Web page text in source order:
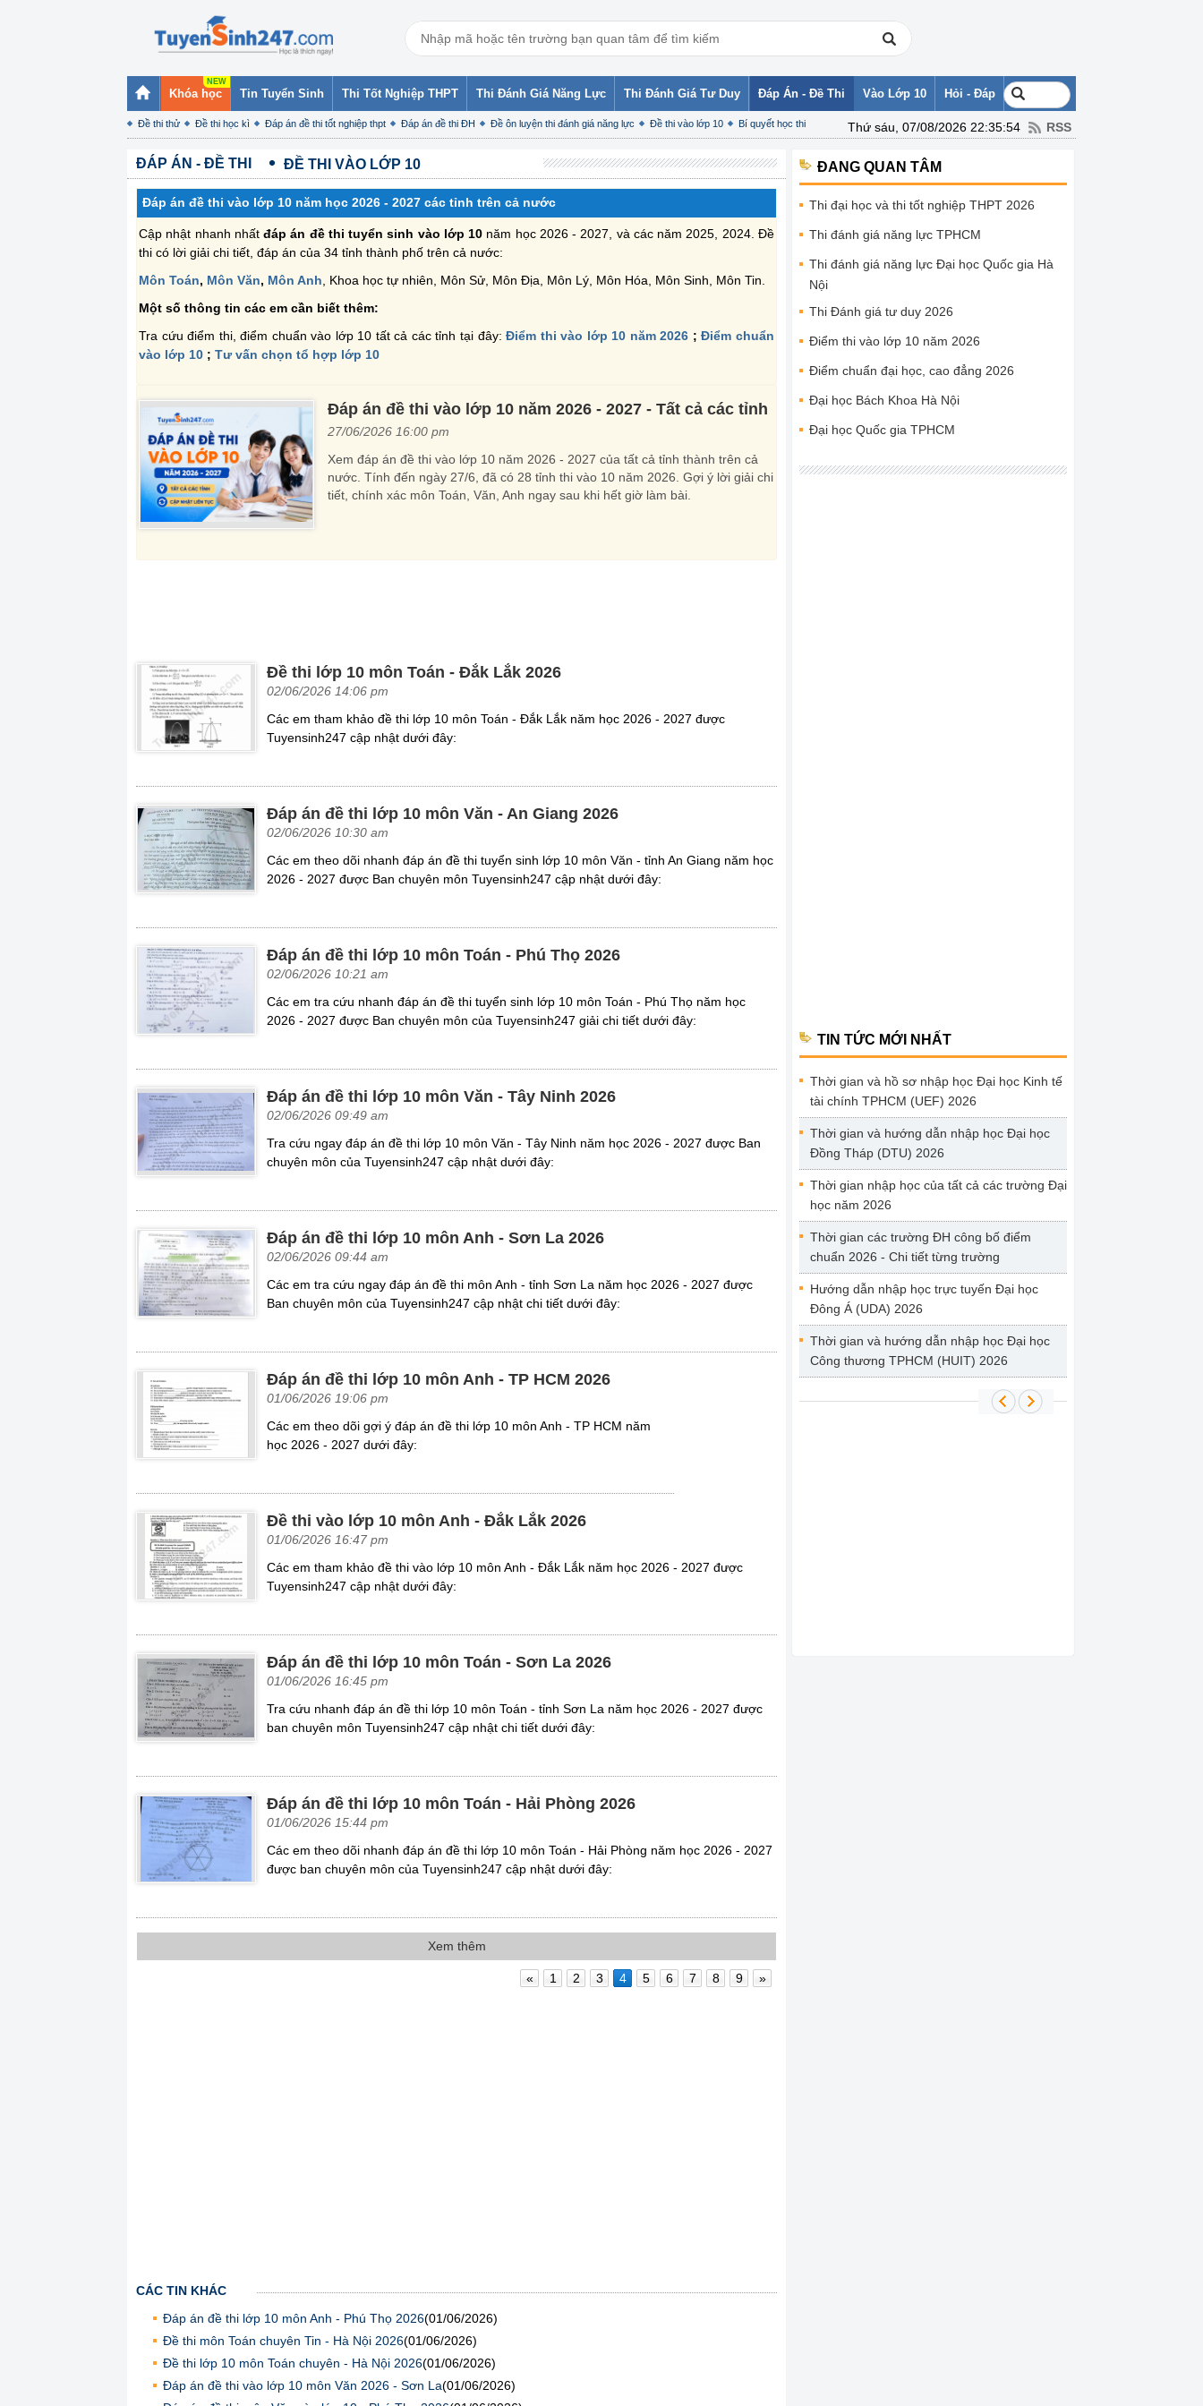
Khóa học Tin Tuyển Sinh Thi Tốt Nghiệp THPT Thi Đánh Giá Năng Lực Thi Đánh Giá Tư Duy Đáp Án - Đề Thi
Đề thi thử Đề thi học kì Đáp án đề thi tốt nghiệp thpt Đáp án đề thi ĐH Đề ôn luyện thi đánh giá năng lực Đề thi vào lớp 10 Bí quyết học thi
Vào Lớp 10 Hỏi - Đáp
Thứ sáu, 07/08/2026 22:35:54 RSS
ĐÁP ÁN - ĐỀ THI ĐỀ THI VÀO LỚP 10
Đáp án đề thi vào lớp 10 năm học 2026 - 2027 các tỉnh trên cả nước
Cập nhật nhanh nhấtđáp án đề thi tuyển sinh vào lớp 10 năm học 2026 - 2027, và các năm 2025, 2024. Đề
thi có lời giải chi tiết, đáp án của 34 tỉnh thành phố trên cả nước:
Môn Toán, Môn Văn, Môn Anh , Khoa học tự nhiên, Môn Sử, Môn Địa, Môn Lý, Môn Hóa, Môn Sinh, Môn Tin.
Một số thông tin các em cần biết thêm:
Tra cứu điểm thi, điểm chuẩn vào lớp 10 tất cả các tỉnh tại đây:Điểm thi vào lớp 10 năm 2026 ;Điểm chuẩn
vào lớp 10 ; Tư vấn chọn tổ hợp lớp 10
Đáp án đề thi vào lớp 10 năm 2026 - 2027 - Tất cả các tỉnh
27/06/2026 16:00 pm
Xem đáp án đề thi vào lớp 10 năm 2026 - 2027 của tất cả tỉnh thành trên cả
nước. Tính đến ngày 27/6, đã có 28 tỉnh thi vào 10 năm 2026. Gợi ý lời giải chi
tiết, chính xác môn Toán, Văn, Anh ngay sau khi hết giờ làm bài.
Đề thi lớp 10 môn Toán - Đắk Lắk 2026
02/06/2026 14:06 pm
Các em tham khảo đề thi lớp 10 môn Toán - Đắk Lắk năm học 2026 - 2027 được
Tuyensinh247 cập nhật dưới đây:
Đáp án đề thi lớp 10 môn Văn - An Giang 2026
02/06/2026 10:30 am
Các em theo dõi nhanh đáp án đề thi tuyển sinh lớp 10 môn Văn - tỉnh An Giang năm học
2026 - 2027 được Ban chuyên môn Tuyensinh247 cập nhật dưới đây:
Đáp án đề thi lớp 10 môn Toán - Phú Thọ 2026
02/06/2026 10:21 am
Các em tra cứu nhanh đáp án đề thi tuyển sinh lớp 10 môn Toán - Phú Thọ năm học
2026 - 2027 được Ban chuyên môn của Tuyensinh247 giải chi tiết dưới đây:
Đáp án đề thi lớp 10 môn Văn - Tây Ninh 2026
02/06/2026 09:49 am
Tra cứu ngay đáp án đề thi lớp 10 môn Văn - Tây Ninh năm học 2026 - 2027 được Ban
chuyên môn của Tuyensinh247 cập nhật dưới đây:
Đáp án đề thi lớp 10 môn Anh - Sơn La 2026
02/06/2026 09:44 am
Các em tra cứu ngay đáp án đề thi môn Anh - tỉnh Sơn La năm học 2026 - 2027 được
Ban chuyên môn của Tuyensinh247 cập nhật chi tiết dưới đây:
Đáp án đề thi lớp 10 môn Anh - TP HCM 2026
01/06/2026 19:06 pm
Các em theo dõi gợi ý đáp án đề thi lớp 10 môn Anh - TP HCM năm
học 2026 - 2027 dưới đây:
Đề thi vào lớp 10 môn Anh - Đắk Lắk 2026
01/06/2026 16:47 pm
Các em tham khảo đề thi vào lớp 10 môn Anh - Đắk Lắk năm học 2026 - 2027 được
Tuyensinh247 cập nhật dưới đây:
Đáp án đề thi lớp 10 môn Toán - Sơn La 2026
01/06/2026 16:45 pm
Tra cứu nhanh đáp án đề thi lớp 10 môn Toán - tỉnh Sơn La năm học 2026 - 2027 được
ban chuyên môn Tuyensinh247 cập nhật chi tiết dưới đây:
Đáp án đề thi lớp 10 môn Toán - Hải Phòng 2026
01/06/2026 15:44 pm
Các em theo dõi nhanh đáp án đề thi lớp 10 môn Toán - Hải Phòng năm học 2026 - 2027
được ban chuyên môn của Tuyensinh247 cập nhật dưới đây:
Xem thêm
« 1 2 3 4 5 6 7 8 9 »
CÁC TIN KHÁC
Đáp án đề thi lớp 10 môn Anh - Phú Thọ 2026(01/06/2026)
Đề thi môn Toán chuyên Tin - Hà Nội 2026(01/06/2026)
Đề thi lớp 10 môn Toán chuyên - Hà Nội 2026(01/06/2026)
Đáp án đề thi vào lớp 10 môn Văn 2026 - Sơn La(01/06/2026)
ĐANG QUAN TÂM
Thi đại học và thi tốt nghiệp THPT 2026
Thi đánh giá năng lực TPHCM
Thi đánh giá năng lực Đại học Quốc gia Hà
Nội
Thi Đánh giá tư duy 2026
Điểm thi vào lớp 10 năm 2026
Điểm chuẩn đại học, cao đẳng 2026
Đại học Bách Khoa Hà Nội
Đại học Quốc gia TPHCM
TIN TỨC MỚI NHẤT
Thời gian và hồ sơ nhập học Đại học Kinh tế
tài chính TPHCM (UEF) 2026
Thời gian và hướng dẫn nhập học Đại học
Đồng Tháp (DTU) 2026
Thời gian nhập học của tất cả các trường Đại
học năm 2026
Thời gian các trường ĐH công bố điểm
chuẩn 2026 - Chi tiết từng trường
Hướng dẫn nhập học trực tuyến Đại học
Đông Á (UDA) 2026
Thời gian và hướng dẫn nhập học Đại học
Công thương TPHCM (HUIT) 2026